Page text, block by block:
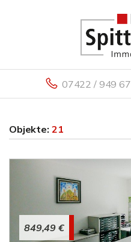
07422 / 949
Objekte: 21
849,49 €